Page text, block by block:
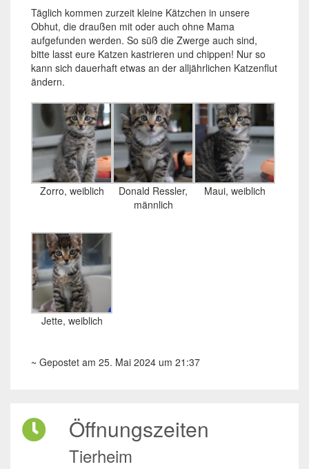
Täglich kommen zurzeit kleine Kätzchen in unsere
Obhut, die draußen mit oder auch ohne Mama
aufgefunden werden. So süß die Zwerge auch sind,
bitte lasst eure Katzen kastrieren und chippen! Nur so
kann sich dauerhaft etwas an der alljährlichen Katzenflut
ändern.
Zorro, weiblich
Donald Ressler,
männlich
Maui, weiblich
Jette, weiblich
~ Gepostet am 25. Mai 2024 um 21:37
Öffnungszeiten
Tierheim